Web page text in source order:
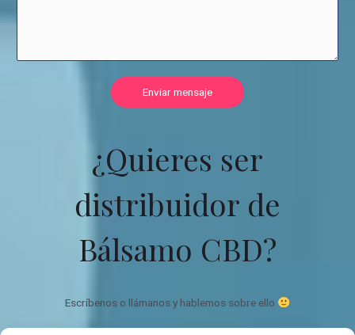
Enviar mensaje
¿Quieres ser
distribuidor de
Bálsamo CBD?
Escríbenos o llámanos y hablemos sobre ello